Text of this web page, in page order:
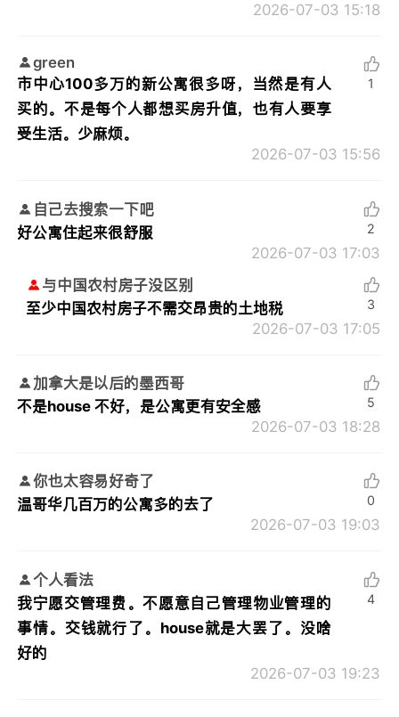
2026-07-03 15:18
green
市中心100多万的新公寓很多呀，当然是有人
买的。不是每个人都想买房升值，也有人要享
受生活。少麻烦。
2026-07-03 15:56
1
自己去搜索一下吧
好公寓住起来很舒服
2026-07-03 17:03
2
与中国农村房子没区别
至少中国农村房子不需交昂贵的土地税
2026-07-03 17:05
3
加拿大是以后的墨西哥
不是house 不好，是公寓更有安全感
2026-07-03 18:28
5
你也太容易好奇了
温哥华几百万的公寓多的去了
2026-07-03 19:03
0
个人看法
我宁愿交管理费。不愿意自己管理物业管理的
事情。交钱就行了。house就是大罢了。没啥
好的
2026-07-03 19:23
4